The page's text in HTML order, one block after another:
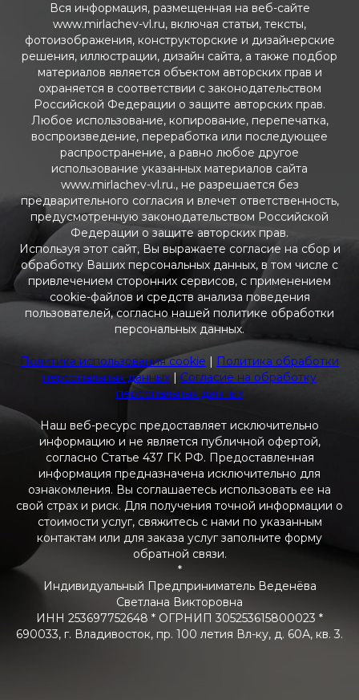
Вся информация, размещенная на веб-сайте
www.mirlachev-vl.ru, включая статьи, тексты,
фотоизображения, конструкторские и дизайнерские
решения, иллюстрации, дизайн сайта, а также подбор
материалов является объектом авторских прав и
охраняется в соответствии с законодательством
Российской Федерации о защите авторских прав.
Любое использование, копирование, перепечатка,
воспроизведение, переработка или последующее
распространение, а равно любое другое
использование указанных материалов сайта
www.mirlachev-vl.ru., не разрешается без
предварительного согласия и влечет ответственность,
предусмотренную законодательством Российской
Федерации о защите авторских прав.
Используя этот сайт, Вы выражаете согласие на сбор и
обработку Ваших персональных данных, в том числе с
привлечением сторонних сервисов, с применением
cookie-файлов и средств анализа поведения
пользователей, согласно нашей политике обработки
персональных данных.
Политика использования cookie | Политика обработки
персональных данных | Согласие на обработку
персональных данных
Наш веб-ресурс предоставляет исключительно
информацию и не является публичной офертой,
согласно Статье 437 ГК РФ. Предоставленная
информация предназначена исключительно для
ознакомления. Вы соглашаетесь использовать ее на
свой страх и риск. Для получения точной информации о
стоимости услуг, свяжитесь с нами по указанным
контактам или для заказа услуг заполните форму
обратной связи.
*
Индивидуальный Предприниматель Веденёва
Светлана Викторовна
ИНН 253697752648 * ОГРНИП 305253615800023 *
690033, г. Владивосток, пр. 100 летия Вл-ку, д. 60А, кв. 3.